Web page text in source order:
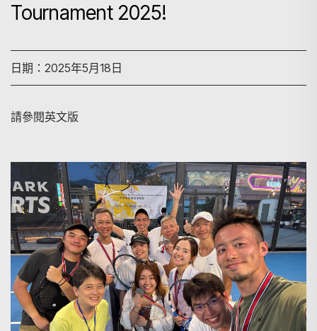
Tournament 2025!
日期：2025年5月18日
請參閱英文版